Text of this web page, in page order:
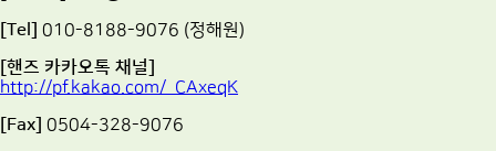
[Tel] 010-8188-9076 (정해원)
[핸즈 카카오톡 채널]
http://pf.kakao.com/_CAxeqK
[Fax] 0504-328-9076